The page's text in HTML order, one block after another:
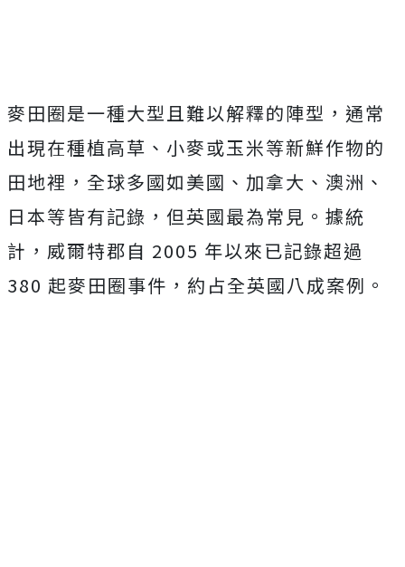
麥田圈是一種大型且難以解釋的陣型，通常
出現在種植高草、小麥或玉米等新鮮作物的
田地裡，全球多國如美國、加拿大、澳洲、
日本等皆有記錄，但英國最為常見。據統
計，威爾特郡自 2005 年以來已記錄超過
380 起麥田圈事件，約占全英國八成案例。